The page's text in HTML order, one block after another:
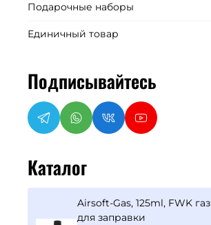
Подарочные наборы
Единичный товар
Подписывайтесь
Каталог
Airsoft-Gas, 125ml, FWK газ
для заправки